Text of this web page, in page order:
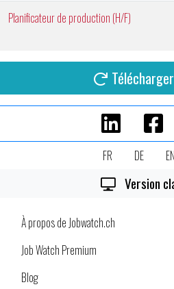
Planificateur de production (H/F)
FR DE EN
Version
À propos de Jobwatch.ch
Job Watch Premium
Blog